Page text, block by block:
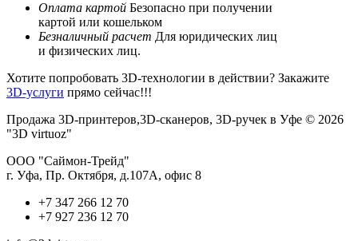
Оплата картой Безопасно при получении
картой или кошельком
Безналичный расчет Для юридических лиц
и физических лиц.
Хотите попробовать 3D-технологии в действии? Закажите
3D-услуги прямо сейчас!!!
Продажа 3D-принтеров,3D-сканеров, 3D-ручек в Уфе © 2026
"3D virtuoz"
ООО "Саймон-Трейд"
г. Уфа, Пр. Октября, д.107А, офис 8
+7 347 266 12 70
+7 927 236 12 70